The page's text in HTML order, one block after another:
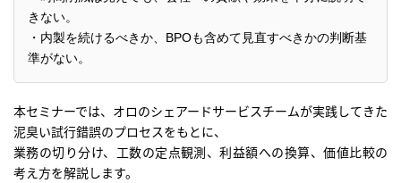
きない。
・内製を続けるべきか、BPOも含めて見直すべきかの判断基
準がない。
本セミナーでは、オロのシェアードサービスチームが実践してきた
泥臭い試行錯誤のプロセスをもとに、
業務の切り分け、工数の定点観測、利益額への換算、価値比較の
考え方を解説します。